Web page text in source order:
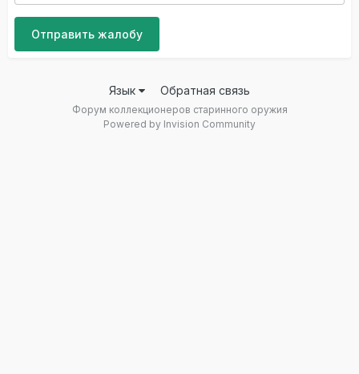
Отправить жалобу
Язык Обратная связь
Форум коллекционеров старинного оружия
Powered by Invision Community